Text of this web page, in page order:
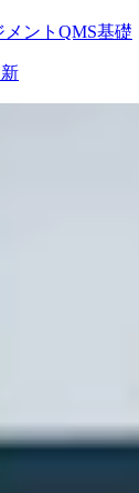
ント QMS基礎